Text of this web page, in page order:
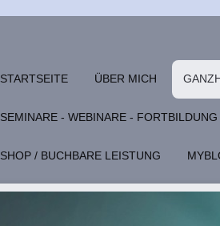
STARTSEITE ÜBER MICH
SEMINARE - WEBINARE - FORTBILDUNG
SHOP / BUCHBARE LEISTUNG